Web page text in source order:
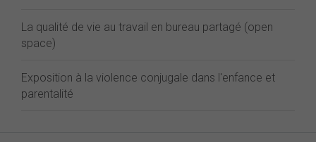
La qualité de vie au travail en bureau partagé (open
space)
Exposition à la violence conjugale dans l'enfance et
parentalité